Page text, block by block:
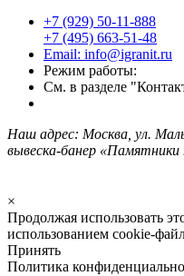
+7 (929) 50-11-888
+7 (495) 663-51-48
Email: info@igranit.ru
Режим работы:
См. в разделе
Наш адрес: Москва, ул.
вывеска-банер
×
Продолжая использовать
использованием cookie-
Принять
Политика